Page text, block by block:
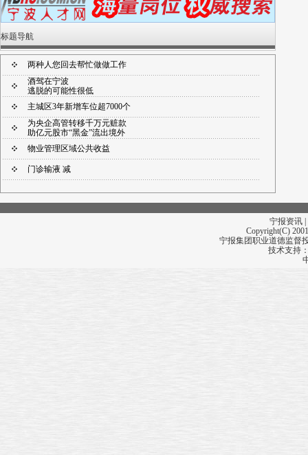
标题导航
两种人您回去帮忙做做工作
酒驾在宁波
逃脱的可能性很低
主城区3年新增车位超7000个
为央企高管转移千万元赃款
助亿元股市“黑金”流出境外
物业管理区域公共收益
门诊输液 减
宁报资讯
Copyright(C)
宁报集团职业道德监督
技术支持